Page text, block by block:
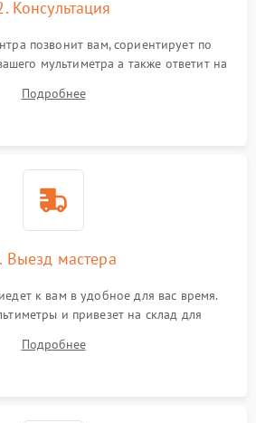
Консультация
позвонит вам, сориентирует по
мультиметра а также ответит на
Подробнее
Выезд мастера
к вам в удобное для вас время.
и привезет на склад для
Подробнее